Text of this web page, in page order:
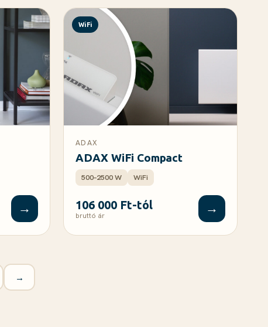
→
WiFi
ADAX
ADAX WiFi Compact
500–2500 W WiFi
106 000 Ft-tól
bruttó ár →
→